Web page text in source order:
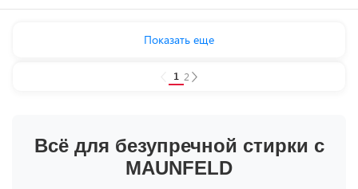
Показать еще
1 2
Всё для безупречной стирки с
MAUNFELD